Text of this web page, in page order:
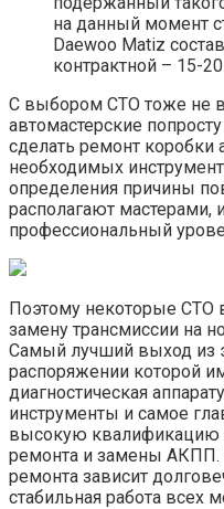
на данный момент
Daewoo Matiz
контрактной – 15-
С выбором СТО тоже не
автомастерские
сделать ремонт коробки
необходимых
определения причины
располагают
профессиональный
Поэтому некоторые СТО
замену трансмиссии на
Самый лучший выход из
распоряжении которой
диагностическая
инструменты и самое
высокую квалификацию
ремонта и замены АКПП.
ремонта зависит
стабильная работа всех